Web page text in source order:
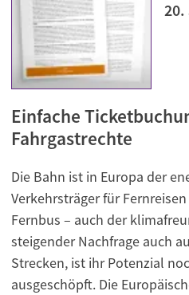
20.
Einfache
Fahrgastrechte
Die Bahn ist in Europa der
Verkehrsträger für
Fernbus – auch der
steigender Nachfrage auch
Strecken, ist ihr Potenzial
ausgeschöpft. Die